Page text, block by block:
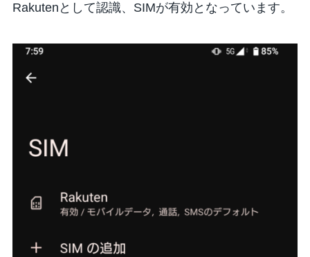
Rakutenとして認識、SIMが有効となっています。